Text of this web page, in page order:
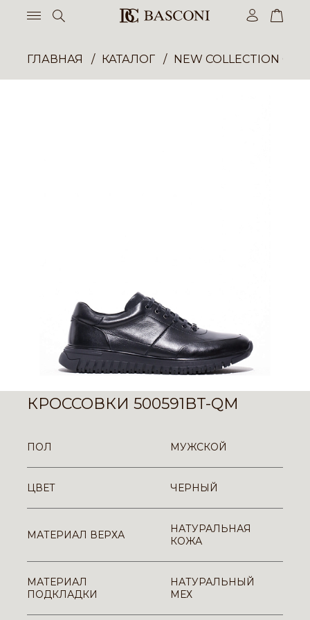
ГЛАВНАЯ КАТАЛОГ NEW COLLECTION
КРОССОВКИ 500591BT-QM
ПОЛ МУЖСКОЙ
ЦВЕТ ЧЕРНЫЙ
МАТЕРИАЛ ВЕРХА
НАТУРАЛЬНАЯ
КОЖА
МАТЕРИАЛ
ПОДКЛАДКИ
НАТУРАЛЬНЫЙ
МЕХ